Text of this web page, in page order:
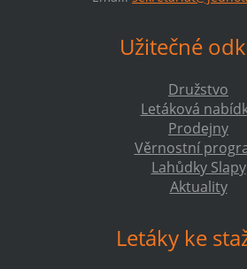
Užitečné
Družstvo
Letáková
Prodejny
Věrnostní
Lahůdky Slapy
Aktuality
Letáky ke